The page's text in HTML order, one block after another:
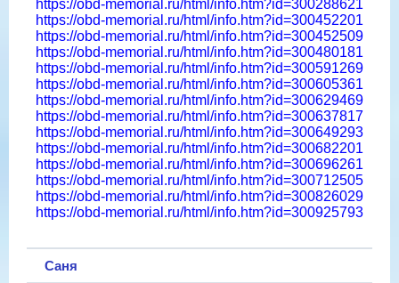
https://obd-memorial.ru/html/info.htm?id=300288621
https://obd-memorial.ru/html/info.htm?id=300452201
https://obd-memorial.ru/html/info.htm?id=300452509
https://obd-memorial.ru/html/info.htm?id=300480181
https://obd-memorial.ru/html/info.htm?id=300591269
https://obd-memorial.ru/html/info.htm?id=300605361
https://obd-memorial.ru/html/info.htm?id=300629469
https://obd-memorial.ru/html/info.htm?id=300637817
https://obd-memorial.ru/html/info.htm?id=300649293
https://obd-memorial.ru/html/info.htm?id=300682201
https://obd-memorial.ru/html/info.htm?id=300696261
https://obd-memorial.ru/html/info.htm?id=300712505
https://obd-memorial.ru/html/info.htm?id=300826029
https://obd-memorial.ru/html/info.htm?id=300925793
Саня